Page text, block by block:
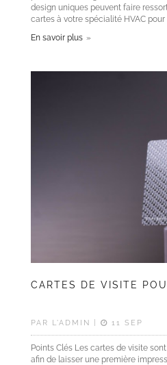
design uniques peuvent faire
cartes à votre spécialité HVAC pour
En savoir plus
CARTES DE VISITE
PAR L'ADMIN | 11 SEP
Points Clés Les cartes de visite
afin de laisser une première